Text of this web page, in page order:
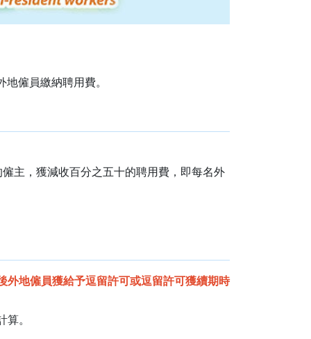
僱員繳納聘用費。
主，獲減收百分之五十的聘用費，即每名外
外地僱員獲給予逗留許可或逗留許可獲續期時
。